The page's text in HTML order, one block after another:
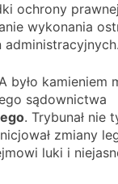
ochrony
wykonania
administracyjnych.
było kamieniem
sądownictwa
. Trybunał nie
zmiany
luki i